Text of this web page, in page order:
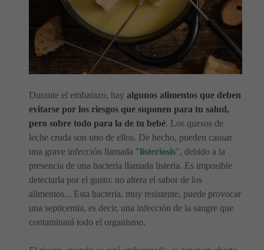
Durante el embarazo, hay algunos alimentos que deben
evitarse por los riesgos que suponen para tu salud,
pero sobre todo para la de tu bebé. Los quesos de
leche cruda son uno de ellos. De hecho, pueden causar
una grave infección llamada "listeriosis", debido a la
presencia de una bacteria llamada listeria. Es imposible
detectarla por el gusto: no altera el sabor de los
alimentos... Esta bacteria, muy resistente, puede provocar
una septicemia, es decir, una infección de la sangre que
contaminará todo el organismo.